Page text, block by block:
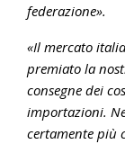
federazione».
«Il mercato
premiato la
consegne dei
importazioni.
certamente più